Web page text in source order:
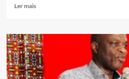
Ler maisLeia
FEIRA
AGRÍCOLA
JUNTA
SETE
MUNICÍPIO